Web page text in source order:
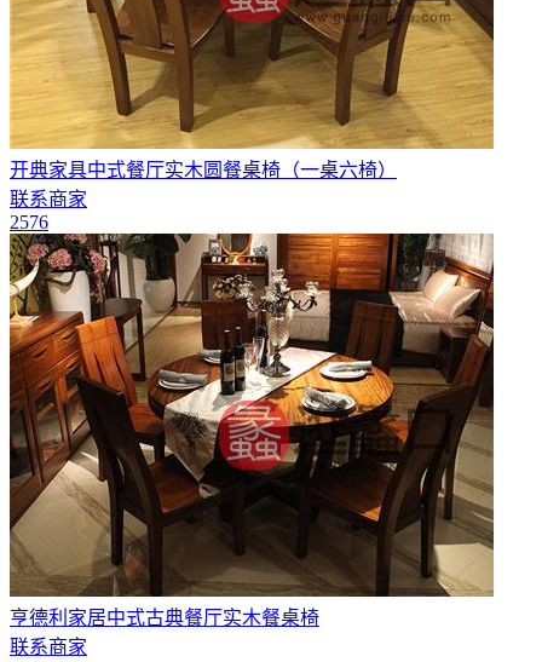
开典家具中式餐厅实木圆餐桌椅（一桌六椅）
联系商家
2576
亨德利家居中式古典餐厅实木餐桌椅
联系商家